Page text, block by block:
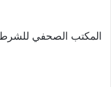
المكتب الصحفي